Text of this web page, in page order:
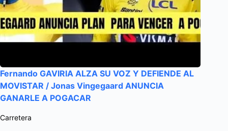
Fernando GAVIRIA ALZA SU VOZ Y DEFIENDE AL
MOVISTAR / Jonas Vingegaard ANUNCIA
GANARLE A POGACAR
Carretera